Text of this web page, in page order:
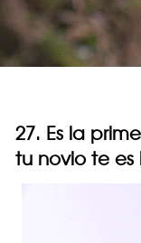
27. Es la
tu novio te es